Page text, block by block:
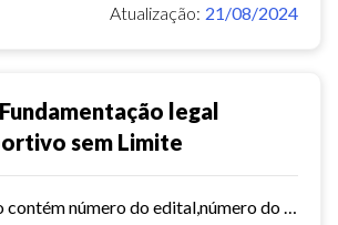
Atualização: 21/08/2024
legal
sem Limite